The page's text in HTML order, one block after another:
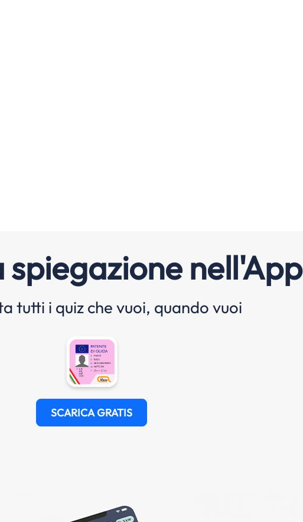
spiegazione nell'App
tutti i quiz che vuoi, quando vuoi
SCARICA GRATIS